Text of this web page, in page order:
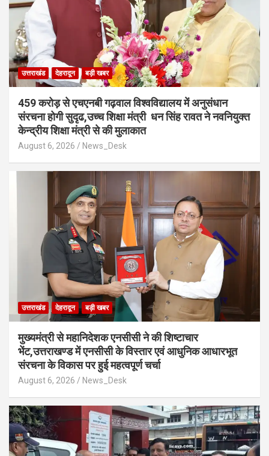
उत्तराखंड देहरादून बड़ी खबर
459 करोड़ से एचएनबी गढ़वाल विश्वविद्यालय में अनुसंधान
संरचना होगी सुदृढ,उच्च शिक्षा मंत्री धन सिंह रावत ने नवनियुक्त
केन्द्रीय शिक्षा मंत्री से की मुलाकात
August 6, 2026 News_Desk
उत्तराखंड देहरादून बड़ी खबर
मुख्यमंत्री से महानिदेशक एनसीसी ने की शिष्टाचार
भेंट,उत्तराखण्ड में एनसीसी के विस्तार एवं आधुनिक आधारभूत
संरचना के विकास पर हुई महत्वपूर्ण चर्चा
August 6, 2026 News_Desk